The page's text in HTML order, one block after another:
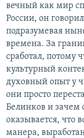
вечный как мир
России, он
подразумевая
времена. За
сработал, потому
культурный
духовный опыт у
они просто
Белинков и зачем
оказывается, что
манера,